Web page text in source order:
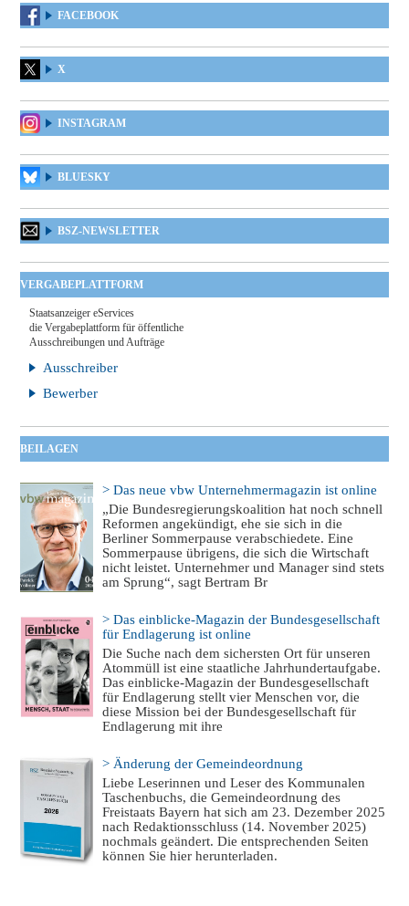
FACEBOOK
X
INSTAGRAM
BLUESKY
BSZ-NEWSLETTER
VERGABEPLATTFORM
Staatsanzeiger eServices
die Vergabeplattform für öffentliche
Ausschreibungen und Aufträge
Ausschreiber
Bewerber
BEILAGEN
> Das neue vbw Unternehmermagazin ist online
„Die Bundesregierungskoalition hat noch schnell
Reformen angekündigt, ehe sie sich in die
Berliner Sommerpause verabschiedete. Eine
Sommerpause übrigens, die sich die Wirtschaft
nicht leistet. Unternehmer und Manager sind stets
am Sprung“, sagt Bertram Br
> Das einblicke-Magazin der Bundesgesellschaft
für Endlagerung ist online
Die Suche nach dem sichersten Ort für unseren
Atommüll ist eine staatliche Jahrhundertaufgabe.
Das einblicke-Magazin der Bundesgesellschaft
für Endlagerung stellt vier Menschen vor, die
diese Mission bei der Bundesgesellschaft für
Endlagerung mit ihre
> Änderung der Gemeindeordnung
Liebe Leserinnen und Leser des Kommunalen
Taschenbuchs, die Gemeindeordnung des
Freistaats Bayern hat sich am 23. Dezember 2025
nach Redaktionsschluss (14. November 2025)
nochmals geändert. Die entsprechenden Seiten
können Sie hier herunterladen.